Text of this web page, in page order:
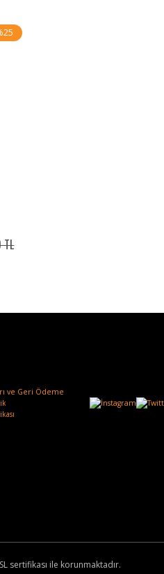
ve Geri Ödeme
sertifikası ile korunmaktadır.